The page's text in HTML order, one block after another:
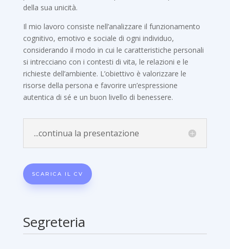
della sua unicità.
Il mio lavoro consiste nell’analizzare il funzionamento
cognitivo, emotivo e sociale di ogni individuo,
considerando il modo in cui le caratteristiche personali
si intrecciano con i contesti di vita, le relazioni e le
richieste dell’ambiente. L’obiettivo è valorizzare le
risorse della persona e favorire un’espressione
autentica di sé e un buon livello di benessere.
...continua la presentazione
SCARICA IL CV
Segreteria